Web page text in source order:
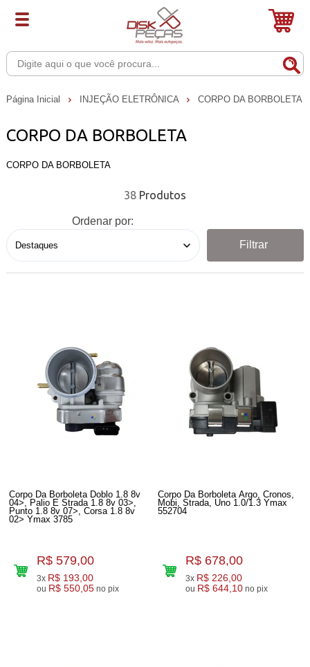
Página Inicial INJEÇÃO ELETRÔNICA CORPO DA BORBOLETA
CORPO DA BORBOLETA
CORPO DA BORBOLETA
38
Ordenar por:
Filtrar
Corpo Da Borboleta Doblo 1.8 8v
04>, Palio E Strada 1.8 8v 03>,
Punto 1.8 8v 07>, Corsa 1.8 8v
02> Ymax 3785
R$ 579,00
3x R$ 193,00
ou R$ 550,05 no pix
Corpo Da Borboleta Argo, Cronos,
Mobi, Strada, Uno 1.0/1.3 Ymax
552704
R$ 678,00
3x R$ 226,00
ou R$ 644,10 no pix